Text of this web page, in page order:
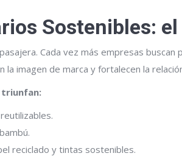
Sostenibles:
Cada vez más empresas
la imagen de marca y fortalecen la
triunfan:
reciclado y tintas sostenibles.